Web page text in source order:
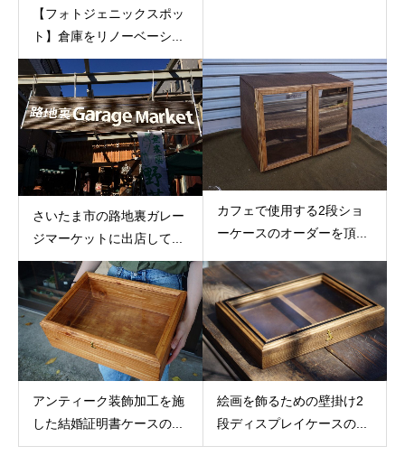
【フォトジェニックスポッ
ト】倉庫をリノーベーシ...
さいたま市の路地裏ガレー
ジマーケットに出店して...
カフェで使用する2段ショ
ーケースのオーダーを頂...
アンティーク装飾加工を施
した結婚証明書ケースの...
絵画を飾るための壁掛け2
段ディスプレイケースの...